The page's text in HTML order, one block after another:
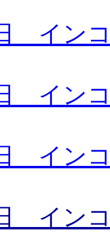
イン
イン
イン
イン